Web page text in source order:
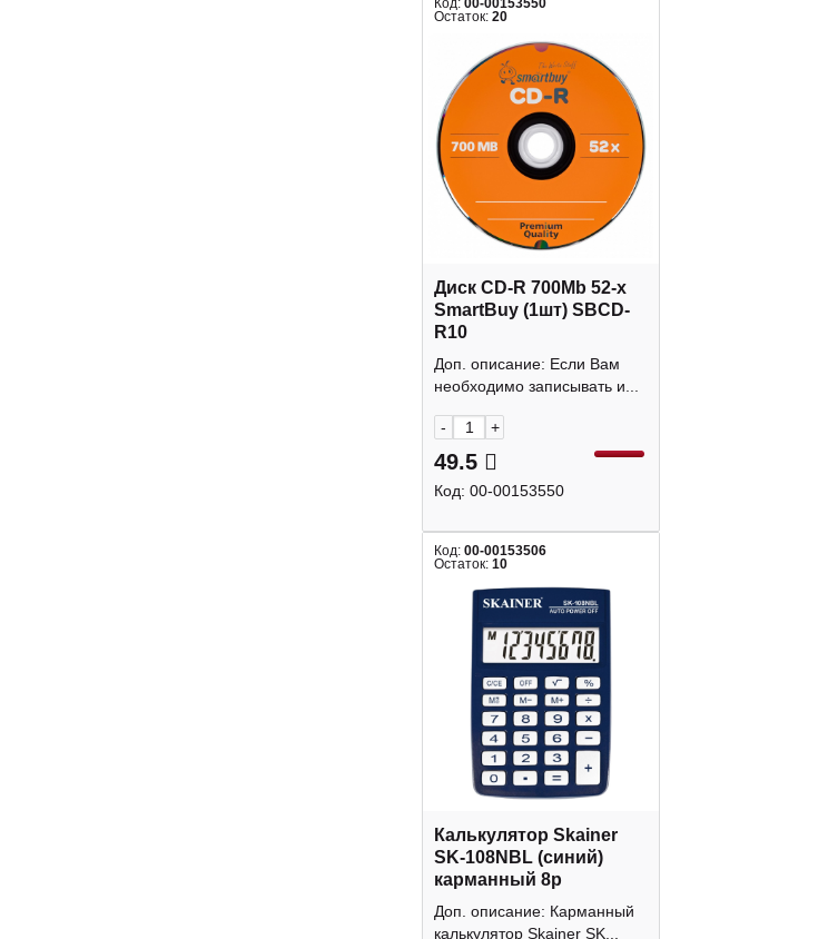
Код: 00-00153550
Остаток: 20
Диск CD-R 700Mb 52-х
SmartBuy (1шт) SBCD-
R10
Доп. описание: Если Вам
необходимо записывать и...
- +
49.5
Код: 00-00153550
Код: 00-00153506
Остаток: 10
Калькулятор Skainer
SK-108NBL (синий)
карманный 8р
Доп. описание: Карманный
калькулятор Skainer SK...